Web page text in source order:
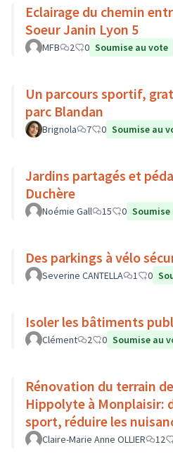
Eclairage du chemin
Soeur Janin Lyon 5
MFB 2 0 Soumise au vote
Un parcours sportif,
parc Blandan
Brignola 7 0 Soumise au
Jardins partagés et
Duchère
Noémie Gall 15 0
Des parkings à vélo
Severine CANTELLA 1 0
Isoler les bâtiments
Clément 2 0 Soumise au
Rénovation du terrain
Hippolyte à Monplaisir:
sport, réduire les
l’îlot de chaleur
Claire-Marie Anne OLLIER 12